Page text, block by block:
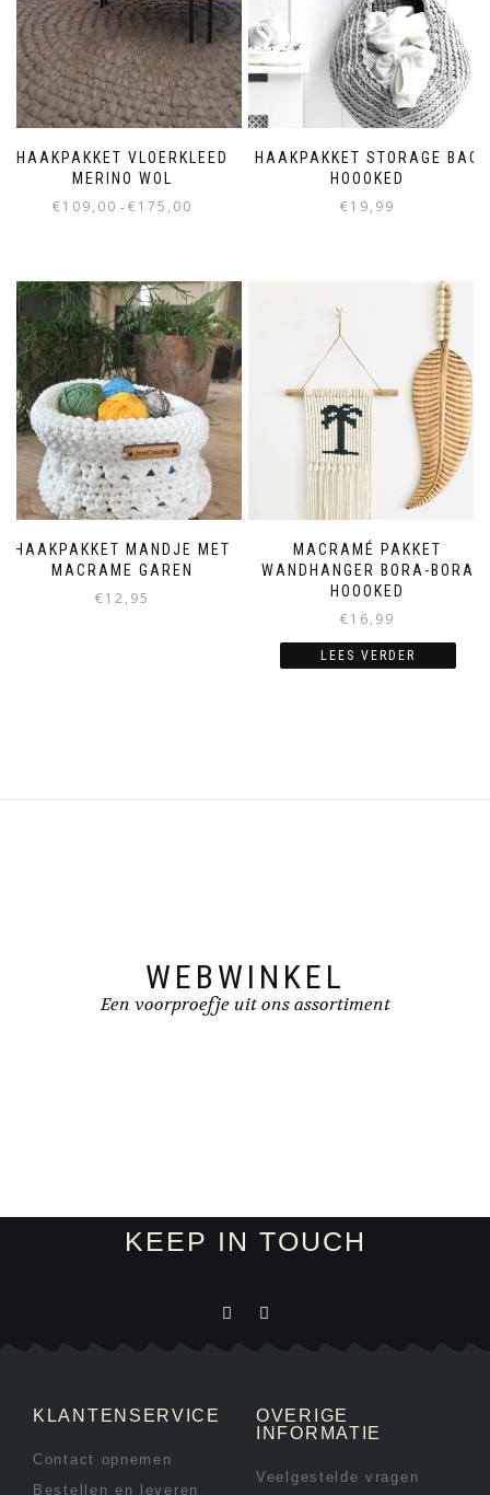
HAAKPAKKET VLOERKLEED
MERINO WOL
€109,00 - €175,00
HAAKPAKKET STORAGE BAG
HOOOKED
€19,99
HAAKPAKKET MANDJE MET
MACRAME GAREN
€12,95
MACRAMÉ PAKKET
WANDHANGER BORA-BORA
HOOOKED
€16,99
LEES VERDER
WEBWINKEL
Een voorproefje uit ons assortiment
KEEP IN TOUCH
KLANTENSERVICE
Contact opnemen
Bestellen en leveren
OVERIGE
INFORMATIE
Veelgestelde vragen